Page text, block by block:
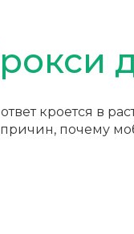
кроется в
почему